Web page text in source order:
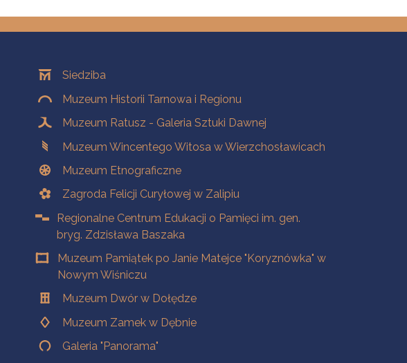
OddziałySiedziba
Muzeum Historii Tarnowa i Regionu
Muzeum Ratusz - Galeria Sztuki Dawnej
Muzeum Wincentego Witosa w Wierzchosławicach
Muzeum Etnograficzne
Zagroda Felicji Curyłowej w Zalipiu
Regionalne Centrum Edukacji o Pamięci im. gen.
bryg. Zdzisława Baszaka
Muzeum Pamiątek po Janie Matejce "Koryznówka" w
Nowym Wiśniczu
Muzeum Dwór w Dołędze
Muzeum Zamek w Dębnie
Galeria "Panorama"